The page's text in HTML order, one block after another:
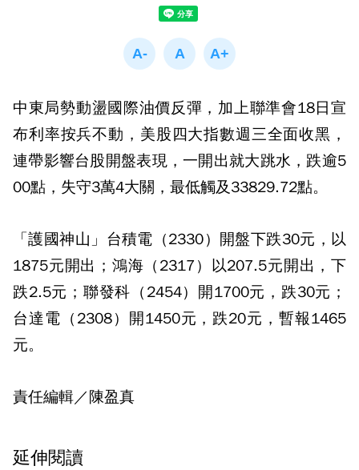
中東局勢動盪國際油價反彈，加上聯準會18日宣
布利率按兵不動，美股四大指數週三全面收黑，
連帶影響台股開盤表現，一開出就大跳水，跌逾5
00點，失守3萬4大關，最低觸及33829.72點。
「護國神山」台積電（2330）開盤下跌30元，以
1875元開出；鴻海（2317）以207.5元開出，下
跌2.5元；聯發科（2454）開1700元，跌30元；
台達電（2308）開1450元，跌20元，暫報1465
元。
責任編輯／陳盈真
延伸閱讀